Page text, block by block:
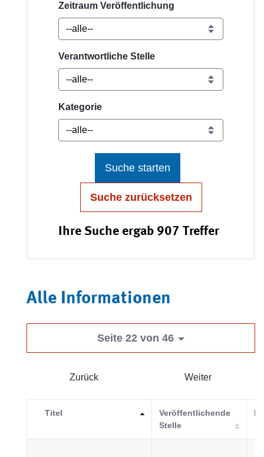
Zeitraum Veröffentlichung
Verantwortliche Stelle
Kategorie
Suche starten
Suche zurücksetzen
Ihre Suche ergab 907 Treffer
Alle Informationen
Seite 22 von 46
Zurück Weiter
Titel
Veröffentlichende
Stelle